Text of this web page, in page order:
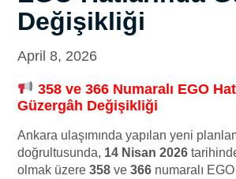
Değişikliği
April 8, 2026
358 ve 366 Numaralı EGO
Güzergâh Değişikliği
Ankara ulaşımında yapılan yeni
doğrultusunda, 14 Nisan 2026
olmak üzere 358 ve 366 numaralı